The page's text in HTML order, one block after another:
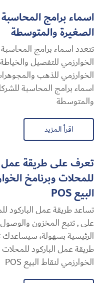
اسماء برامج
الصغيرة والمتوسطة
تتعدد اسماء برامج
الخوارزمي للتفصيل
الخوارزمي للذهب
اسماء برامج المحاسبة
والمتوسطة
اقرأ المزيد
تعرف على طريقة عمل
للمحلات وبرنامخ
البيع POS
تساعد طريقة عمل الباركود
على , تتبع المخزون والوصول
الرئيسية بسهولة،
طريقة عمل الباركود للمحلات
الخوارزمي لنقاط البيع POS